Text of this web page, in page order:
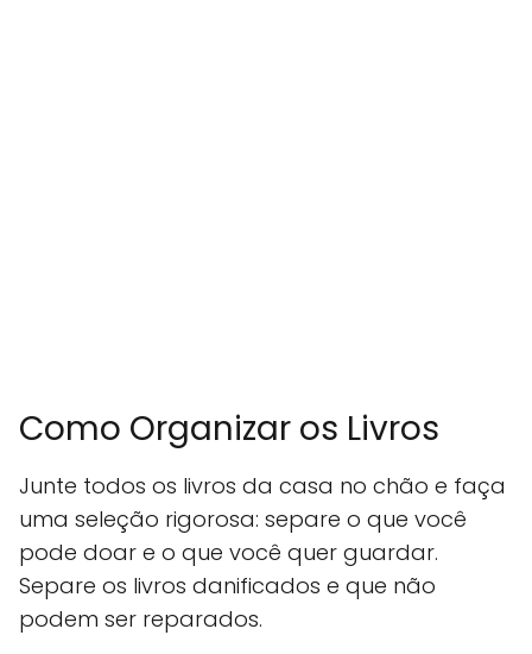
Como Organizar os Livros
Junte todos os livros da casa no chão e faça
uma seleção rigorosa: separe o que você
pode doar e o que você quer guardar.
Separe os livros danificados e que não
podem ser reparados.